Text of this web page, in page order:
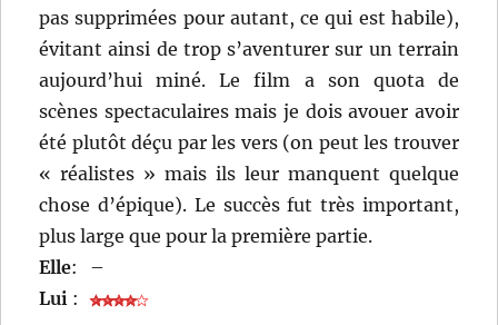
pas supprimées pour autant, ce qui est habile),
évitant ainsi de trop s’aventurer sur un terrain
aujourd’hui miné. Le film a son quota de
scènes spectaculaires mais je dois avouer avoir
été plutôt déçu par les vers (on peut les trouver
« réalistes » mais ils leur manquent quelque
chose d’épique). Le succès fut très important,
plus large que pour la première partie.
Elle:
–
Lui :